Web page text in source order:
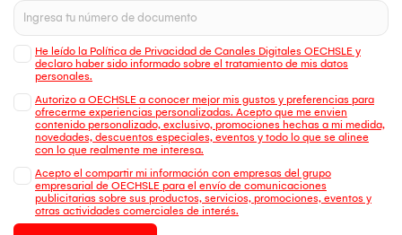
He leído la Política de Privacidad de Canales Digitales OECHSLE y
declaro haber sido informado sobre el tratamiento de mis datos
personales.
Autorizo a OECHSLE a conocer mejor mis gustos y preferencias para
ofrecerme experiencias personalizadas. Acepto que me envien
contenido personalizado, exclusivo, promociones hechas a mi medida,
novedades, descuentos especiales, eventos y todo lo que se alinee
con lo que realmente me interesa.
Acepto el compartir mi información con empresas del grupo
empresarial de OECHSLE para el envío de comunicaciones
publicitarias sobre sus productos, servicios, promociones, eventos y
otras actividades comerciales de interés.